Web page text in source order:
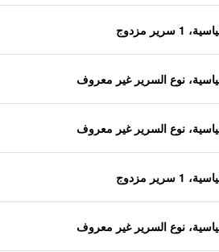
سرير مزدوج
نوع السرير غير معروف
نوع السرير غير معروف
سرير مزدوج
نوع السرير غير معروف